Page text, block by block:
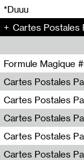
*Duuu
Cartes Postales
Formule Magique
Nathalie
Cartes Postales
Zoé Leroux
Cartes Postales
Aurore Portales
Cartes Postales
Mathias Dupaquier
Cartes Postales
Raymond Engramer
Cartes Postales
00
00